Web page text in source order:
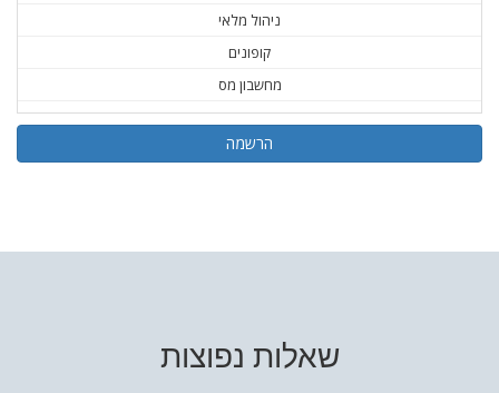
ניהול מלאי
קופונים
מחשבון מס
הרשמה
שאלות נפוצות